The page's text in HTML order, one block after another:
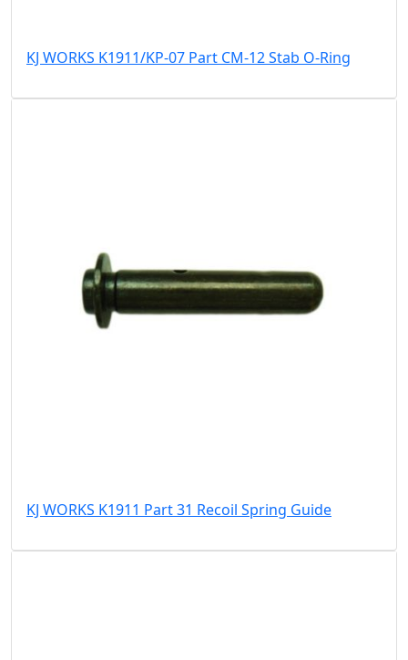
KJ WORKS K1911/KP-07 Part CM-12 Stab O-Ring
KJ WORKS K1911 Part 31 Recoil Spring Guide